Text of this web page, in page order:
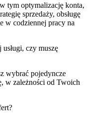
tym optymalizację konta,
sprzedaży, obsługę
w codziennej pracy na
czy muszę
wybrać pojedyncze
w zależności od Twoich